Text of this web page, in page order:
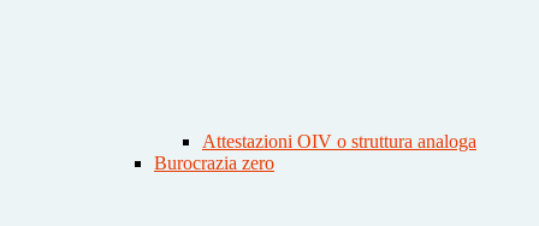
Attestazioni OIV o struttura analoga
Burocrazia zero